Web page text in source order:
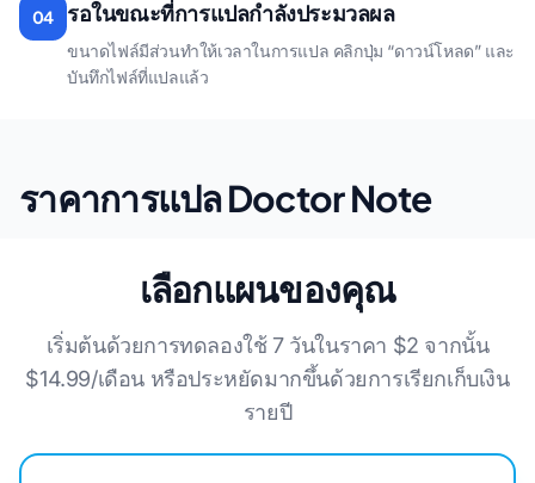
04 รอในขณะที่การแปลกําลังประมวลผล
ขนาดไฟล์มีส่วนทําให้เวลาในการแปล คลิกปุ่ม “ดาวน์โหลด” และ
บันทึกไฟล์ที่แปลแล้ว
ราคาการแปล Doctor Note
เลือกแผนของคุณ
เริ่มต้นด้วยการทดลองใช้ 7 วันในราคา $2 จากนั้น
$14.99/เดือน หรือประหยัดมากขึ้นด้วยการเรียกเก็บเงิน
รายปี